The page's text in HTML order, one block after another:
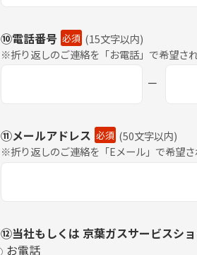
⑩電話番号 必須 (15文字以内)
※折り返しのご連絡を「お電話」で希望さ
－
⑪メールアドレス 必須 (50文字以内)
※折り返しのご連絡を「Eメール」で希望さ
⑫当社もしくは 京葉ガスサービスシ
お電話